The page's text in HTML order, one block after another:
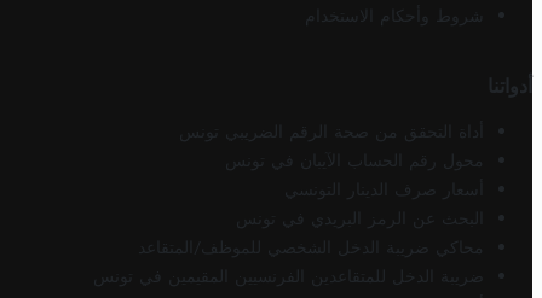
شروط وأحكام الاستخدام
أدواتنا
أداة التحقق من صحة الرقم الضريبي تونس
محول رقم الحساب الآيبان في تونس
أسعار صرف الدينار التونسي
البحث عن الرمز البريدي في تونس
محاكي ضريبة الدخل الشخصي للموظف/المتقاعد
ضريبة الدخل للمتقاعدين الفرنسيين المقيمين في تونس